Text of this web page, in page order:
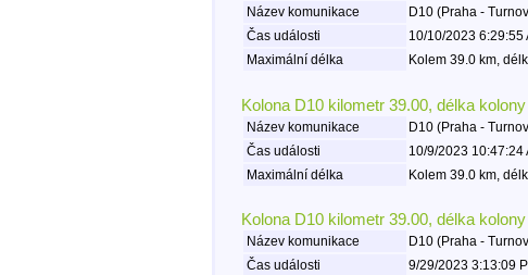
Název komunikace D10 (Praha -
Čas události
10/10/2023 6:29:55
Maximální délka
Kolem 39.0 km,
Kolona D10 kilometr 39.00, délka
Název komunikace D10 (Praha -
Čas události
10/9/2023 10:47:24
Maximální délka
Kolem 39.0 km,
Kolona D10 kilometr 39.00, délka
Název komunikace D10 (Praha -
Čas události
9/29/2023 3:13:09